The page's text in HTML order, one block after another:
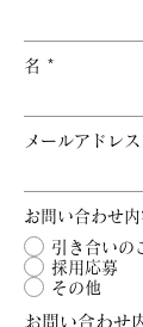
名
メールアドレス
お問い合わせ内
引き合いの
採用応募
その他
お問い合わせ